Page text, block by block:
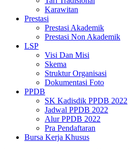
Karawitan
Prestasi
Prestasi Akademik
Prestasi Non Akademik
LSP
Visi Dan Misi
Skema
Struktur Organisasi
Dokumentasi Foto
PPDB
SK Kadisdik PPDB 2022
Jadwal PPDB 2022
Alur PPDB 2022
Pra Pendaftaran
Bursa Kerja Khusus